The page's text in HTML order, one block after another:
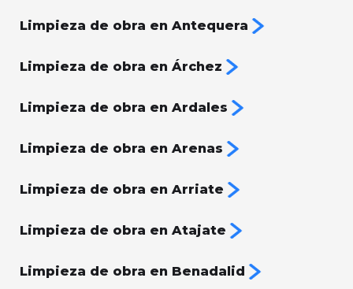
Limpieza de obra en Antequera
Limpieza de obra en Árchez
Limpieza de obra en Ardales
Limpieza de obra en Arenas
Limpieza de obra en Arriate
Limpieza de obra en Atajate
Limpieza de obra en Benadalid